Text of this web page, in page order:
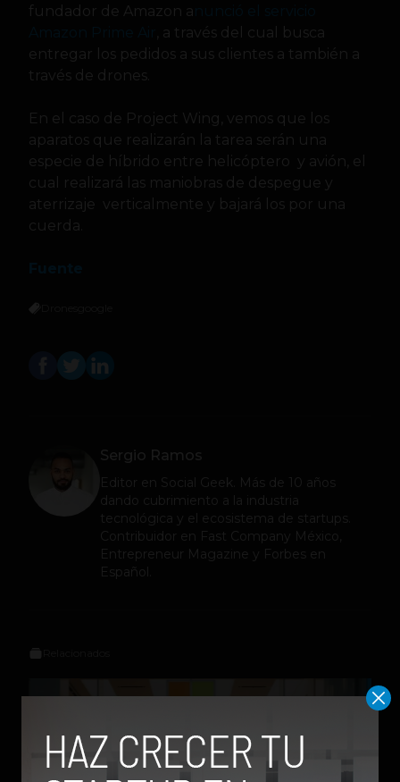
fundador de Amazon a
, a través del cual busca
entregar los pedidos a sus clientes a también a
través de drones.
En el caso de Project Wing, vemos que los
aparatos que realizarán la tarea serán una
especie de híbrido entre helicóptero y avión, el
cual realizará las maniobras de despegue y
aterrizaje verticalmente y bajará los por una
cuerda.
Sergio Ramos
Editor en Social Geek
. Más de 10 años
dando cubrimiento a la industria
tecnológica y el ecosistema de startups.
Contribuidor en Fast Company México,
Entrepreneur Magazine y Forbes en
Español.